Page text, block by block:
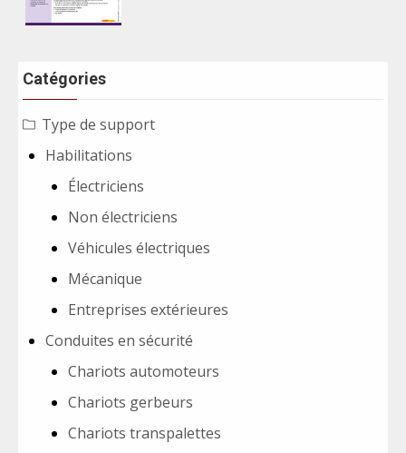
Catégories
Type de support
Habilitations
Électriciens
Non électriciens
Véhicules électriques
Mécanique
Entreprises extérieures
Conduites en sécurité
Chariots automoteurs
Chariots gerbeurs
Chariots transpalettes